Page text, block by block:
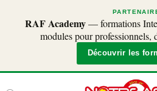
RAF Academy— formations
modules pour professionnels,
Découvrir les